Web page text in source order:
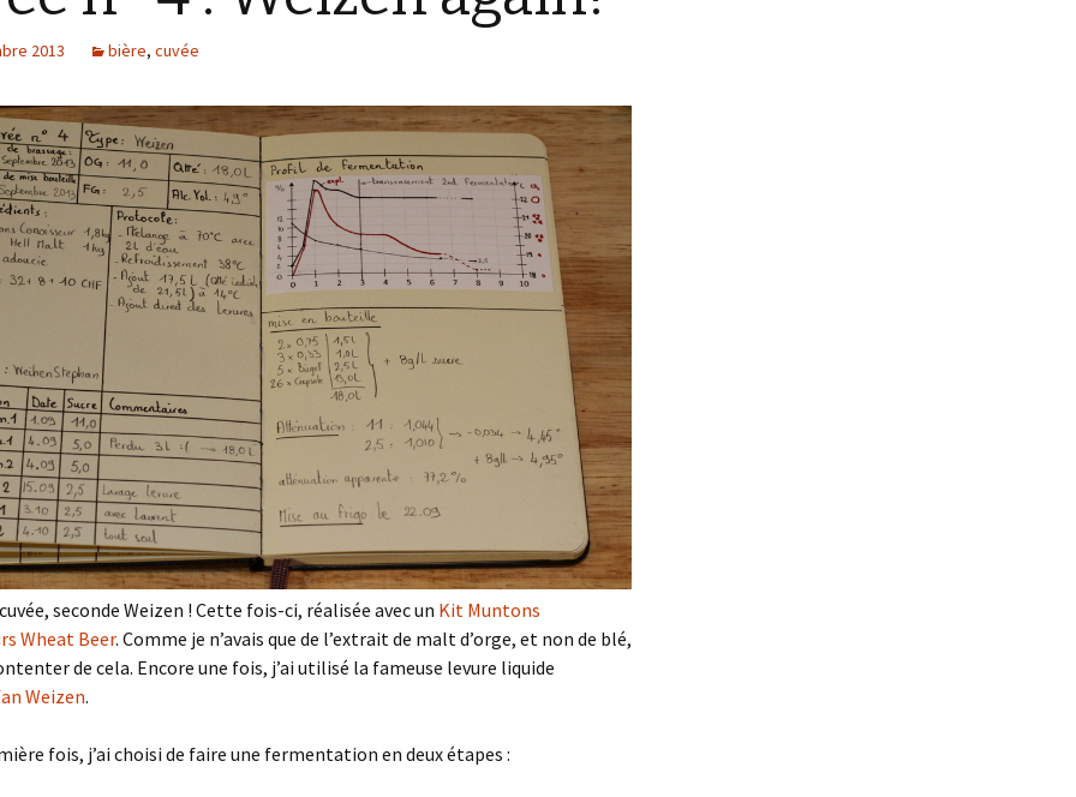
2013 bière, cuvée
seconde Weizen ! Cette fois-ci, réalisée avec un Kit Muntons
Wheat Beer. Comme je n’avais que de l’extrait de malt d’orge, et non de blé,
de cela. Encore une fois, j’ai utilisé la fameuse levure liquide
Weizen.
fois, j’ai choisi de faire une fermentation en deux étapes :